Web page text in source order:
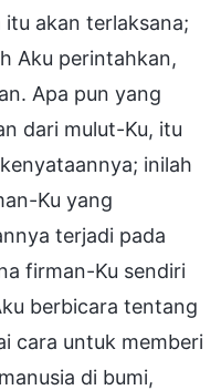
akan terlaksana;
Aku perintahkan,
Apa pun yang
dari mulut-Ku, itu
inilah
Ku yang
terjadi pada
firman-Ku sendiri
berbicara tentang
cara untuk memberi
di bumi,